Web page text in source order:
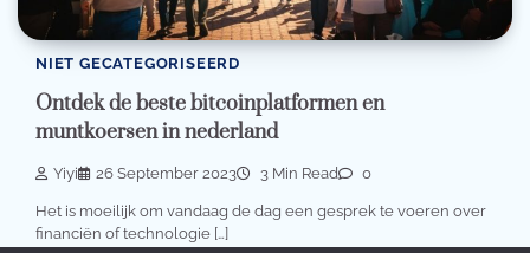
NIET GECATEGORISEERD
Ontdek de beste bitcoinplatformen en
muntkoersen in nederland
Yiyi 26 September 2023 3 Min Read 0
Het is moeilijk om vandaag de dag een gesprek te voeren over
financiën of technologie […]